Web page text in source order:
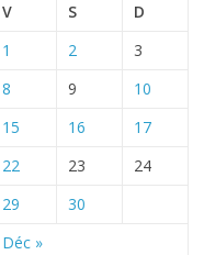
V S D
Déc »
1 2
3
8 9
10
15 16
17
22 23
24
29 30